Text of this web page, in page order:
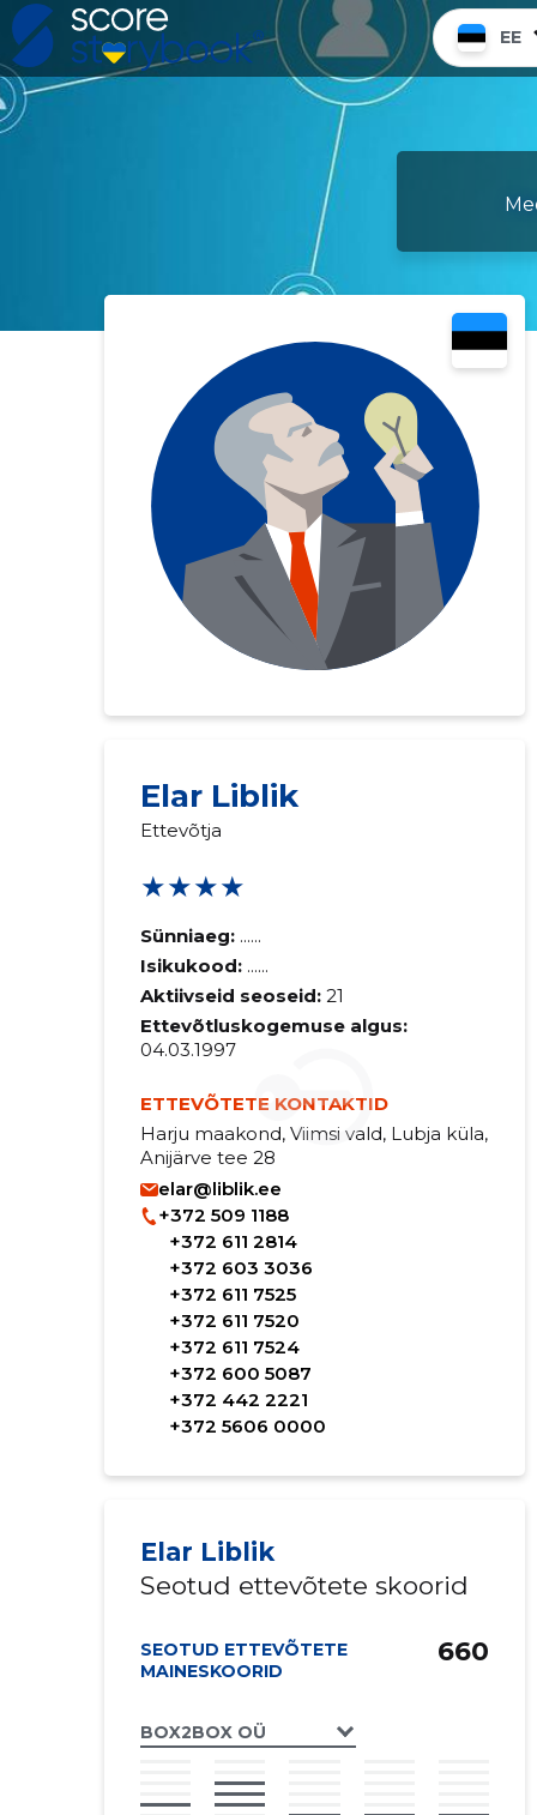
EE
Elar Liblik
Ettevõtja
★★★★
Sünniaeg: ......
Isikukood: ......
Aktiivseid seoseid: 21
Ettevõtluskogemuse algus:
04.03.1997
ETTEVÕTETE KONTAKTID
Harju maakond, Viimsi vald, Lubja küla,
Anijärve tee 28
elar@liblik.ee
+372 509 1188
+372 611 2814
+372 603 3036
+372 611 7525
+372 611 7520
+372 611 7524
+372 600 5087
+372 442 2221
+372 5606 0000
Elar Liblik
Seotud ettevõtete skoorid
SEOTUD ETTEVÕTETE
MAINESKOORID
BOX2BOX OÜ
660